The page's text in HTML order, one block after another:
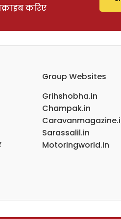
करिए
Group Websites
Grihshobha.in
Champak.in
Sarassalil.in
Motoringworld.in